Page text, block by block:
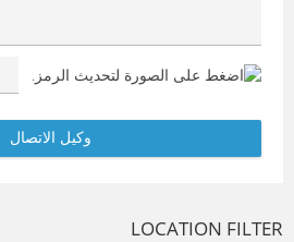
LOCATION FILTER